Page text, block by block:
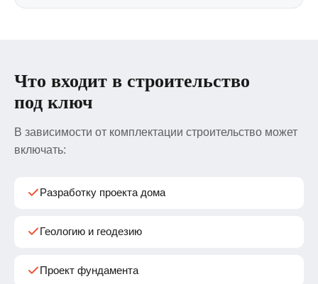
Что входит в строительство
под ключ
В зависимости от комплектации строительство может
включать:
Разработку проекта дома
Геологию и геодезию
Проект фундамента